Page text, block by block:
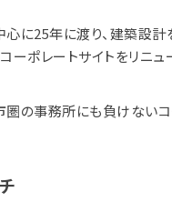
に25年に渡り、建築設計
ーポレートサイトをリニ
の事務所にも負けないコ